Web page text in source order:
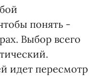
понять -
Выбор всего
идет пересмотр